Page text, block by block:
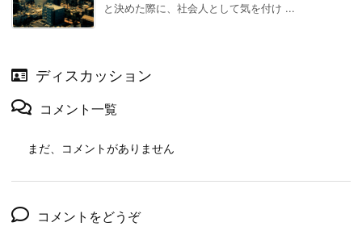
と決めた際に、社会人として気を付け ...
ディスカッション
コメント一覧
まだ、コメントがありません
コメントをどうぞ